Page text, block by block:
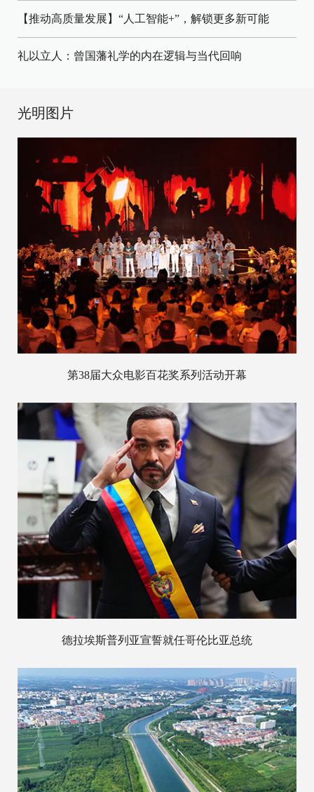
【推动高质量发展】“人工智能+”，解锁更多新可能
礼以立人：曾国藩礼学的内在逻辑与当代回响
光明图片
第38届大众电影百花奖系列活动开幕
德拉埃斯普列亚宣誓就任哥伦比亚总统